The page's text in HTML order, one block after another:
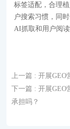
标签适配，合理
户搜索习惯，同
AI抓取和用户阅
上一篇 : 开展GEO
下一篇 : 开展GEO
承担吗？